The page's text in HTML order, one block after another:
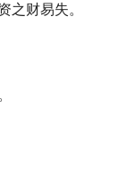
之财易失。